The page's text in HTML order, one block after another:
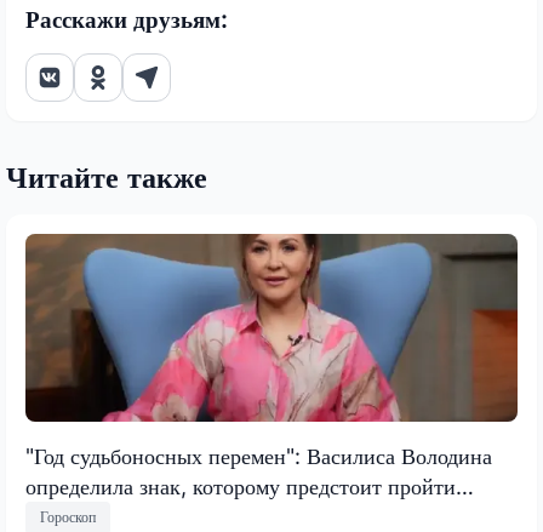
Расскажи друзьям:
Читайте также
"Год судьбоносных перемен": Василиса Володина
определила знак, которому предстоит пройти
испытание, меняющее все
Гороскоп